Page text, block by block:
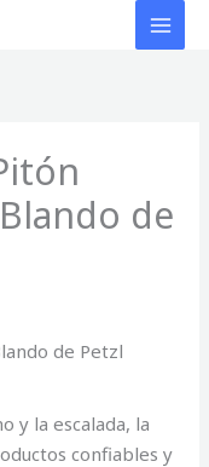
de
de Petzl
y la escalada, la
confiables y